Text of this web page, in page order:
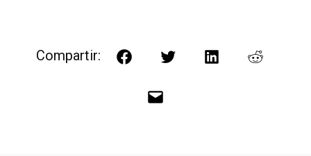
Compartir: FacebookTwitterLinkedInReddit
Correo